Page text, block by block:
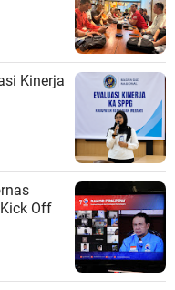
Kinerja
Off